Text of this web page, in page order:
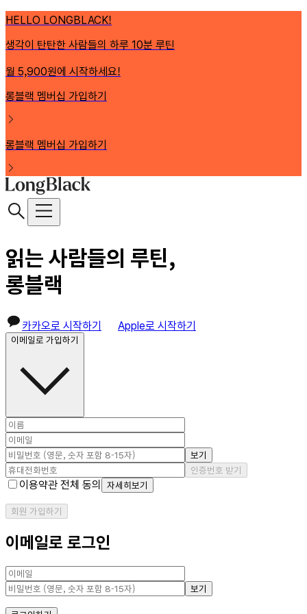
HELLO LONGBLACK!
생각이 탄탄한 사람들의 하루 10분 루틴
월 5,900원에 시작하세요!
롱블랙 멤버십 가입하기
롱블랙 멤버십 가입하기
읽는 사람들의 루틴,
롱블랙
카카오로 시작하기 Apple로 시작하기
이메일로 가입하기
보기
인증번호 받기
이용약관 전체 동의 자세히보기
회원 가입하기
이메일로 로그인
보기